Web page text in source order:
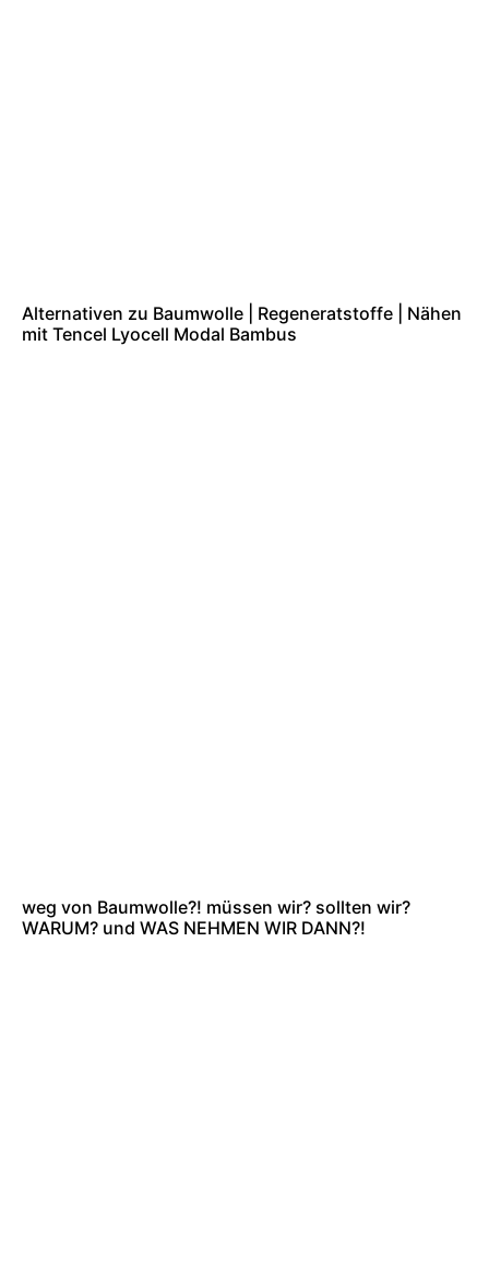
Alternativen zu Baumwolle | Regeneratstoffe | Nähen
mit Tencel Lyocell Modal Bambus
weg von Baumwolle?! müssen wir? sollten wir?
WARUM? und WAS NEHMEN WIR DANN?!